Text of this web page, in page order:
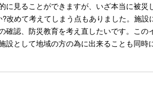
に見ることができますが、いざ本当に被災
改めて考えてしまう点もありました。施設
確認、防災教育を考え直したいです。この
として地域の方の為に出来ることも同時